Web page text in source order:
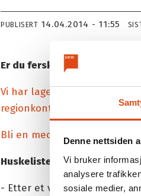
Denne nettsiden
Vi bruker
analysere
sosiale medier,
PUBLISERT 14.04.2014 - 11:55
Er du fersk som tillitsvalgt
Vi har laget en liten
regionkontor i Parat
dersom
Bli en medspiller på
Huskeliste for nye
- Etter et valg må du sende